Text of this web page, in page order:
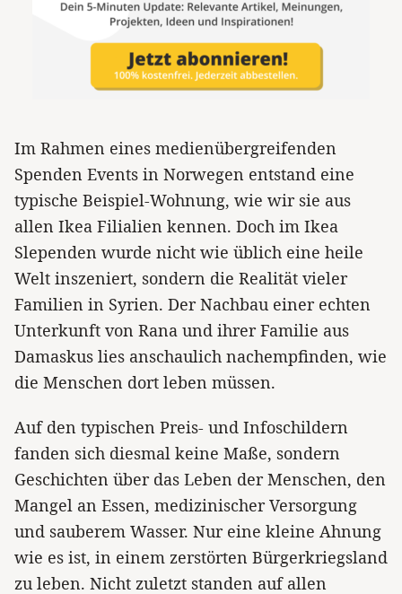
Im Rahmen eines medienübergreifenden
Spenden Events in Norwegen entstand eine
typische Beispiel-Wohnung, wie wir sie aus
allen Ikea Filialien kennen. Doch im Ikea
Slependen wurde nicht wie üblich eine heile
Welt inszeniert, sondern die Realität vieler
Familien in Syrien. Der Nachbau einer echten
Unterkunft von Rana und ihrer Familie aus
Damaskus lies anschaulich nachempfinden, wie
die Menschen dort leben müssen.
Auf den typischen Preis- und Infoschildern
fanden sich diesmal keine Maße, sondern
Geschichten über das Leben der Menschen, den
Mangel an Essen, medizinischer Versorgung
und sauberem Wasser. Nur eine kleine Ahnung
wie es ist, in einem zerstörten Bürgerkriegsland
zu leben. Nicht zuletzt standen auf allen